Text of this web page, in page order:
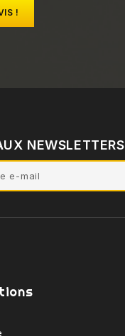
!
NEWSLETTERS